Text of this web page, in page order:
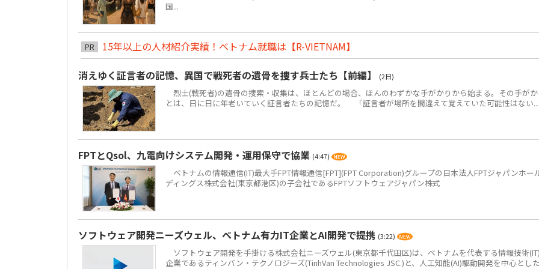
国...
PR
15年以上の人材紹介実績！ベトナム就職は【R-VIETNAM】
消えゆく証言者の記憶、異国で戦死者の遺骨を捜す兵士たち【前編】
(2日)
烈士(戦死者)の遺骨の捜索・収集は、ほとんどの場合、ほんのわずかな手がかりから始まる。その手がか
とは、日に日に年老いていく証言者たちの記憶だ。 「証言者が場所を間違えて覚えていた可能性はない...
FPTとQsol、九電向けシステム開発・運用保守で協業 (4:47)
ベトナムの情報通信(IT)最大手FPT情報通信[FPT](FPT Corporation)グループの日本法人FPTジャパンホー
ディングス株式会社(東京都港区)の子会社であるFPTソフトウェアジャパン株式
ソフトウェア開発ニーズウェル、ベトナム有力IT企業とAI開発で提携 (3:22)
ソフトウェア開発を手掛ける株式会社ニーズウェル(東京都千代田区)は、ベトナムを代表する情報技術(IT)
企業であるティンバン・テクノロジーズ(TinhVan Technologies JSC.)と、人工知能(AI)駆動開発を中心とし